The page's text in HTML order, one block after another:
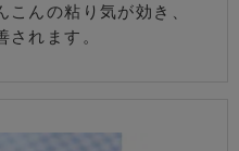
んの粘り気が効き、
されます。